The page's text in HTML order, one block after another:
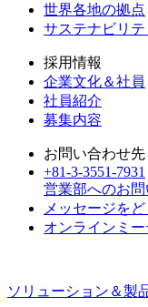
世界各地の拠点
サステナビリテ
採用情報
企業文化＆社員
社員紹介
募集内容
お問い合わせ先
+81-3-3551-7931
営業部へのお
メッセージを
オンラインミ
ソリューション＆製